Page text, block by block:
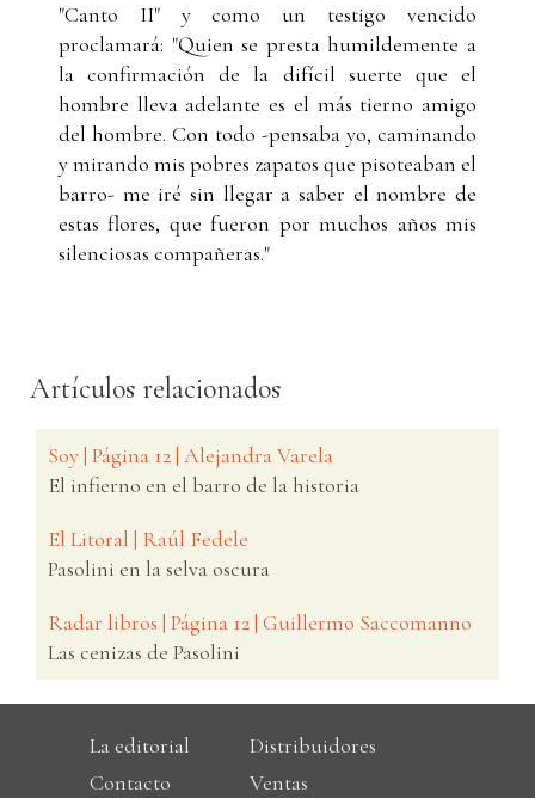
"Canto II" y como un testigo vencido
proclamará: "Quien se presta humildemente a
la confirmación de la difícil suerte que el
hombre lleva adelante es el más tierno amigo
del hombre. Con todo -pensaba yo, caminando
y mirando mis pobres zapatos que pisoteaban el
barro- me iré sin llegar a saber el nombre de
estas flores, que fueron por muchos años mis
silenciosas compañeras."
Artículos relacionados
Soy | Página 12 | Alejandra Varela
El infierno en el barro de la historia
El Litoral | Raúl Fedele
Pasolini en la selva oscura
Radar libros | Página 12 | Guillermo Saccomanno
Las cenizas de Pasolini
La editorial
Distribuidores
Contacto
Ventas